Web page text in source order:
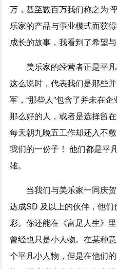
万，甚至数百万我们称之为“
乐家的产品与事业模式而获
成长的故事，我看到了希望
美乐家的经营者正是平
这么说时，代表我们是那些
军，“那些人”包含了并未在
那么好的人，或者是选择留
每天朝九晚五工作却还入不
我们的一份子！ 他们都是平
雄。
当我们与美乐家一同庆
达成SD 及以上的伙伴，他
彩。你还能在《富足人生》
曾经也只是小人物。在某种
个平凡小人物，但是在他们